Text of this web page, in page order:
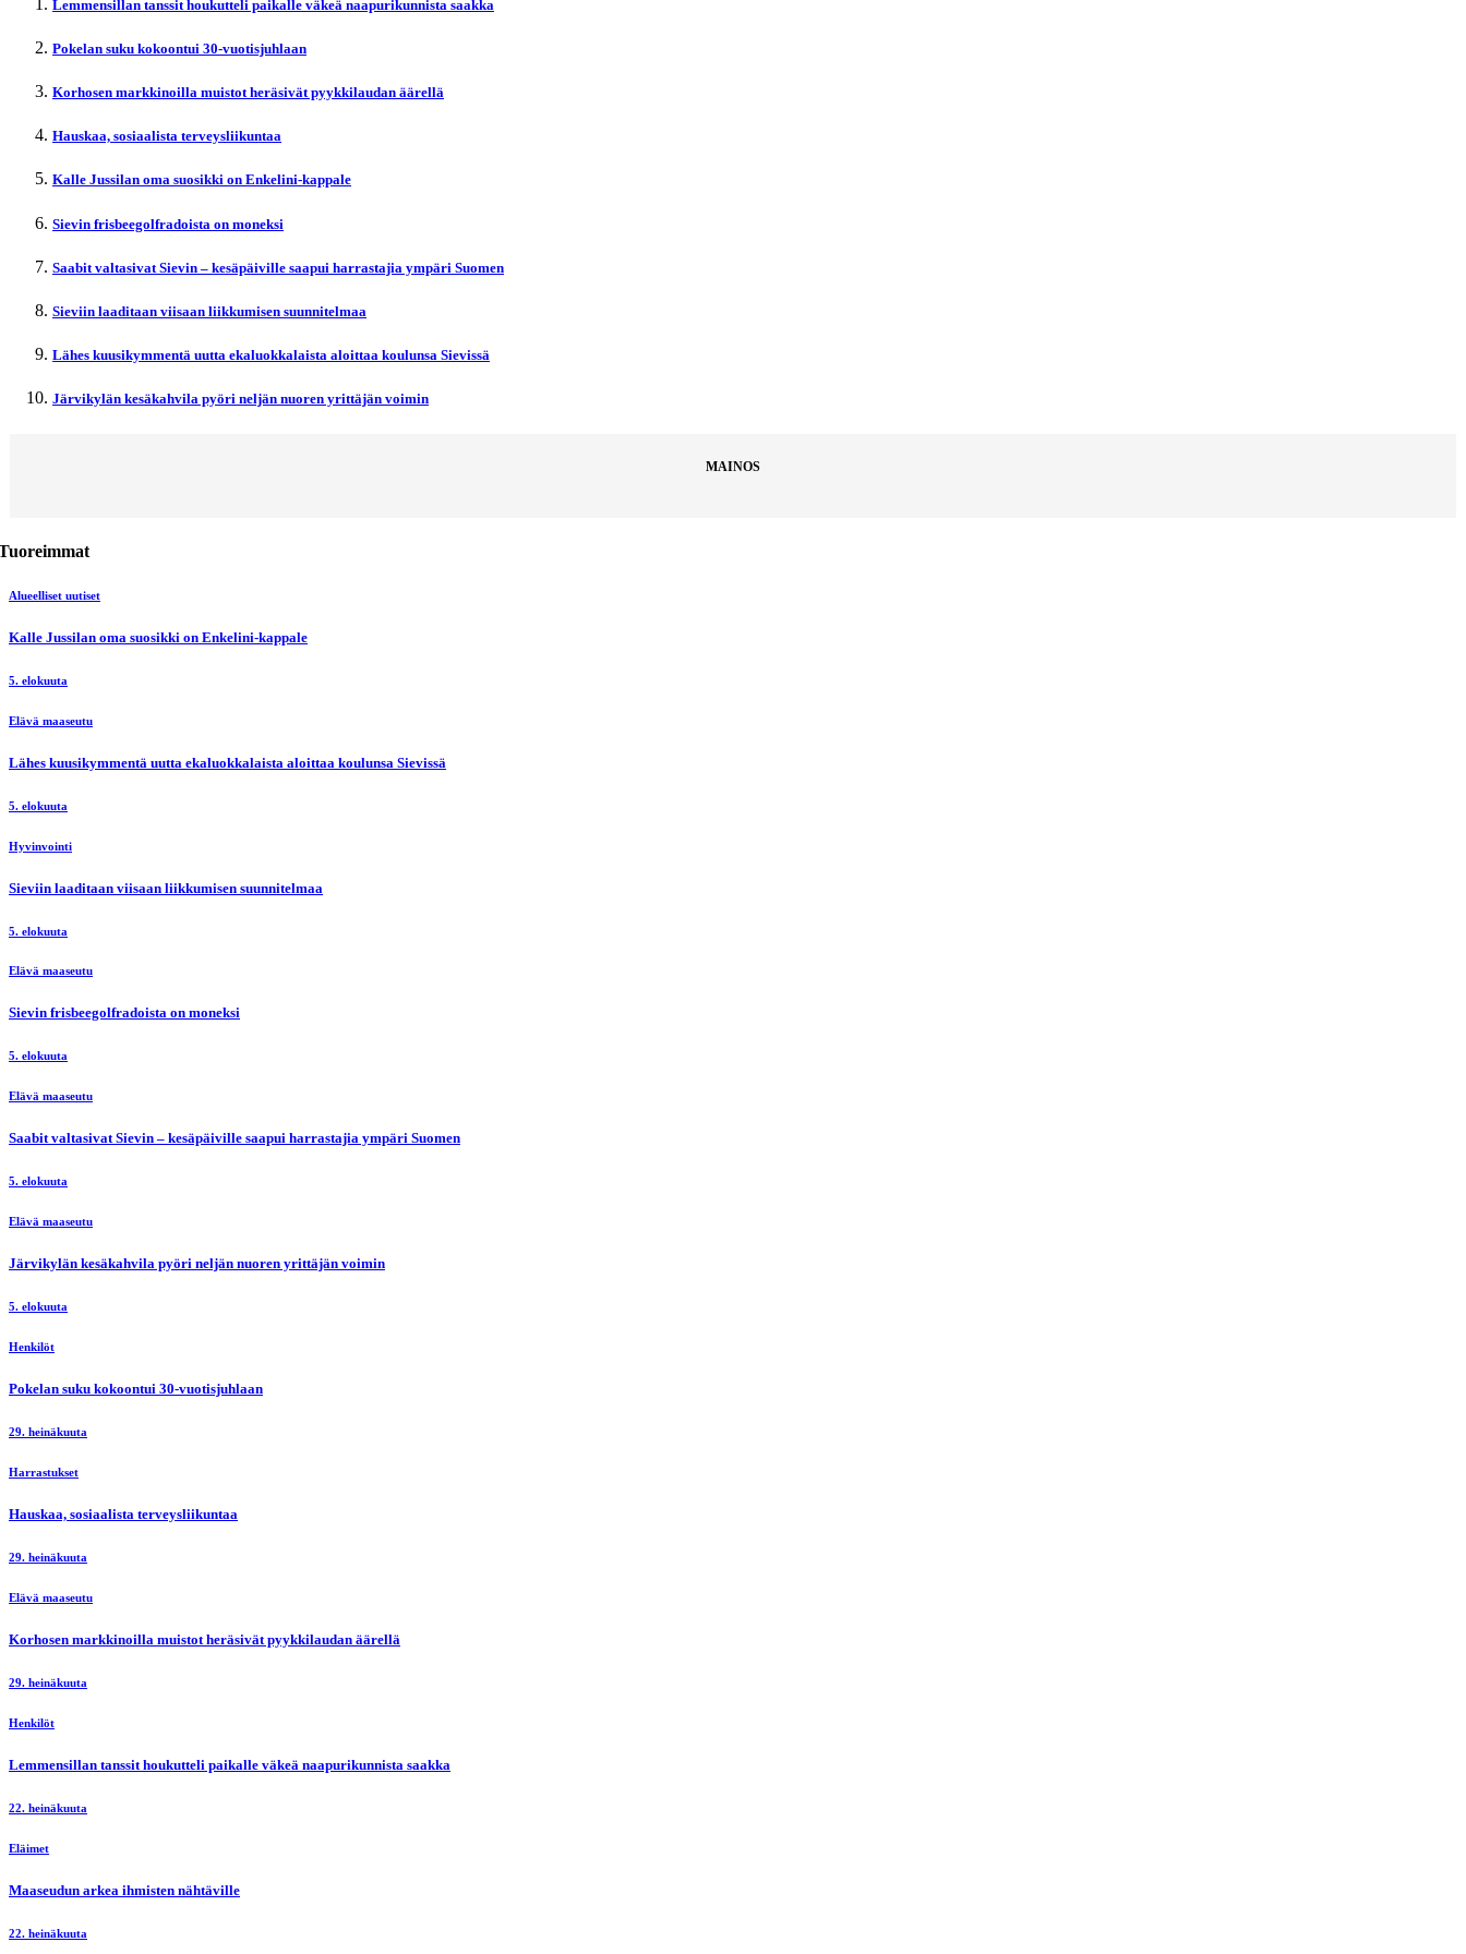
Lemmensillan tanssit houkutteli paikalle väkeä naapurikunnista saakka
Pokelan suku kokoontui 30-vuotisjuhlaan
Korhosen markkinoilla muistot heräsivät pyykkilaudan äärellä
Hauskaa, sosiaalista terveysliikuntaa
Kalle Jussilan oma suosikki on Enkelini-kappale
Sievin frisbeegolfradoista on moneksi
Saabit valtasivat Sievin – kesäpäiville saapui harrastajia ympäri Suomen
Sieviin laaditaan viisaan liikkumisen suunnitelmaa
Lähes kuusikymmentä uutta ekaluokkalaista aloittaa koulunsa Sievissä
Järvikylän kesäkahvila pyöri neljän nuoren yrittäjän voimin
MAINOS
Alueelliset uutiset
Kalle Jussilan oma suosikki on Enkelini-kappale
5. elokuuta
Elävä maaseutu
Lähes kuusikymmentä uutta ekaluokkalaista aloittaa koulunsa Sievissä
5. elokuuta
Hyvinvointi
Sieviin laaditaan viisaan liikkumisen suunnitelmaa
5. elokuuta
Elävä maaseutu
Sievin frisbeegolfradoista on moneksi
5. elokuuta
Elävä maaseutu
Saabit valtasivat Sievin – kesäpäiville saapui harrastajia ympäri Suomen
5. elokuuta
Elävä maaseutu
Järvikylän kesäkahvila pyöri neljän nuoren yrittäjän voimin
5. elokuuta
Henkilöt
Pokelan suku kokoontui 30-vuotisjuhlaan
29. heinäkuuta
Harrastukset
Hauskaa, sosiaalista terveysliikuntaa
29. heinäkuuta
Elävä maaseutu
Korhosen markkinoilla muistot heräsivät pyykkilaudan äärellä
29. heinäkuuta
Henkilöt
Lemmensillan tanssit houkutteli paikalle väkeä naapurikunnista saakka
22. heinäkuuta
Eläimet
Maaseudun arkea ihmisten nähtäville
22. heinäkuuta